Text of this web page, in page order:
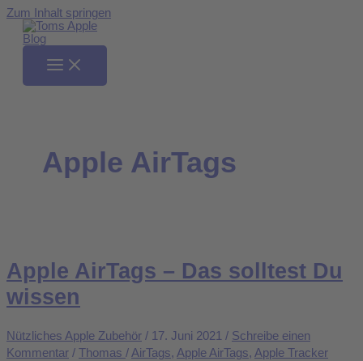
Zum Inhalt springen
Apple AirTags
Apple AirTags – Das solltest Du
wissen
Nützliches Apple Zubehör / 17. Juni 2021 / Schreibe einen
Kommentar / Thomas /AirTags, Apple AirTags, Apple Tracker